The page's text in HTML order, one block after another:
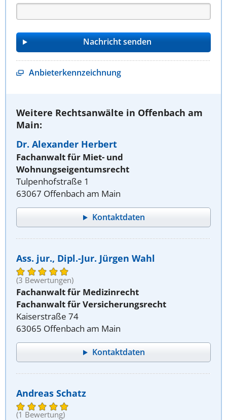
Anbieterkennzeichnung
Weitere Rechtsanwälte in Offenbach am
Main:
Dr. Alexander Herbert
Fachanwalt für Miet- und
Wohnungseigentumsrecht
Tulpenhofstraße 1
63067 Offenbach am Main
Kontaktdaten
Ass. jur., Dipl.-Jur. Jürgen Wahl
(3 Bewertungen)
Fachanwalt für Medizinrecht
Fachanwalt für Versicherungsrecht
Kaiserstraße 74
63065 Offenbach am Main
Kontaktdaten
Andreas Schatz
(1 Bewertung)